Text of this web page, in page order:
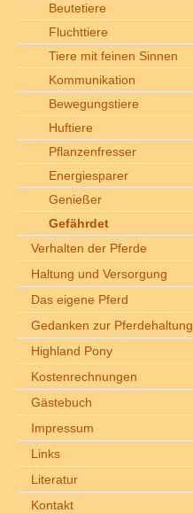
Beutetiere
Fluchttiere
Tiere mit feinen Sinnen
Kommunikation
Bewegungstiere
Huftiere
Pflanzenfresser
Energiesparer
Genießer
Gefährdet
Verhalten der Pferde
Haltung und Versorgung
Das eigene Pferd
Gedanken zur Pferdehaltung
Highland Pony
Kostenrechnungen
Gästebuch
Impressum
Links
Literatur
Kontakt